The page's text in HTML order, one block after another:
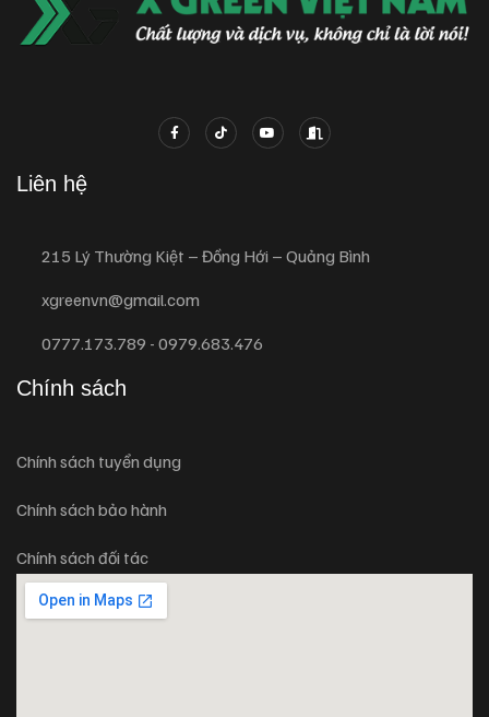
Liên hệ
215 Lý Thường Kiệt – Đồng Hới – Quảng Bình
xgreenvn@gmail.com
0777.173.789 - 0979.683.476
Chính sách
Chính sách tuyển dụng
Chính sách bảo hành
Chính sách đối tác